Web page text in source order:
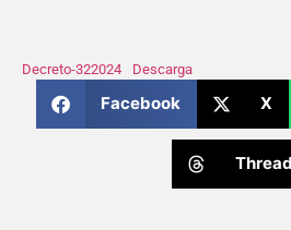
Decreto-322024 Descarga
Facebook X